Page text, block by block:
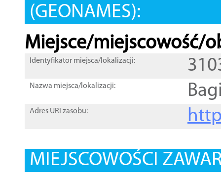
(GEONAMES):
Miejsce/miejscowość/
Identyfikator miejsca/lokalizacji:
Nazwa miejsca/lokalizacji:
Adres URI zasobu:
MIEJSCOWOŚCI